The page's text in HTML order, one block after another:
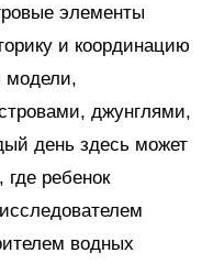
элементы
и координацию
модели,
джунглями,
день здесь может
ребенок
водных